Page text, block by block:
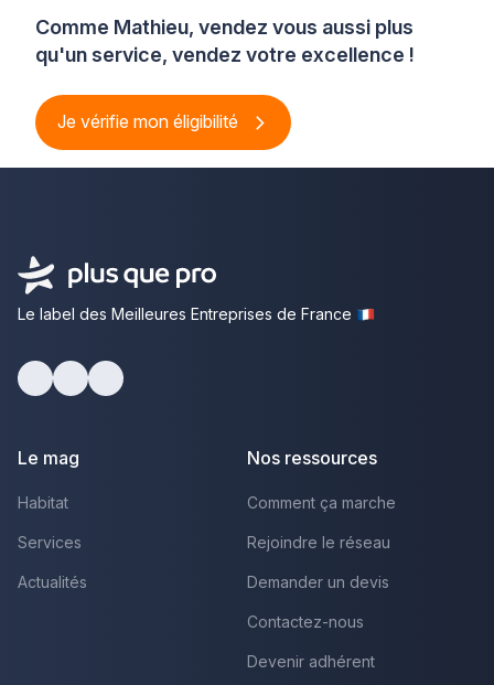
Comme Mathieu, vendez vous aussi plus
qu'un service, vendez votre excellence !
Je vérifie mon éligibilité
Le label des Meilleures Entreprises de France
Le mag
Habitat
Services
Actualités
Nos ressources
Comment ça marche
Rejoindre le réseau
Demander un devis
Contactez-nous
Devenir adhérent